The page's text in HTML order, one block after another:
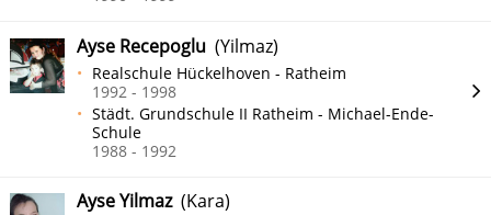
Ayse Recepoglu (Yilmaz)
Realschule Hückelhoven - Ratheim
1992 - 1998
Städt. Grundschule II Ratheim - Michael-Ende-
Schule
1988 - 1992
Ayse Yilmaz(Kara)